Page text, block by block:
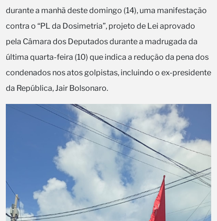
durante a manhã deste domingo (14), uma manifestação
contra o “PL da Dosimetria”, projeto de Lei aprovado
pela Câmara dos Deputados durante a madrugada da
última quarta-feira (10) que indica a redução da pena dos
condenados nos atos golpistas, incluindo o ex-presidente
da República, Jair Bolsonaro.